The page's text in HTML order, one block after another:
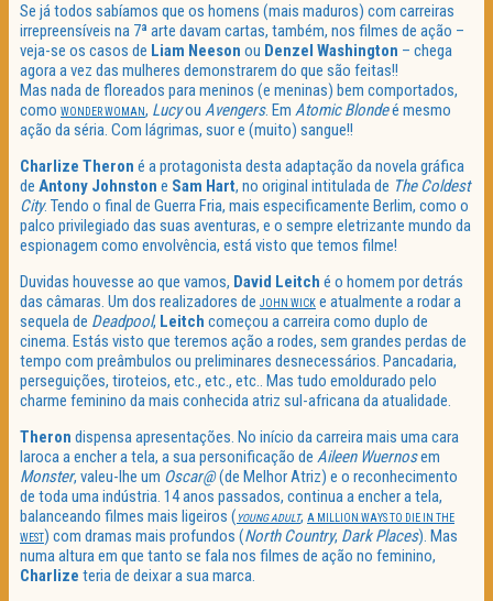
Se já todos sabíamos que os homens (mais maduros) com carreiras
irrepreensíveis na 7ª arte davam cartas, também, nos filmes de ação –
veja-se os casos de Liam Neeson ou Denzel Washington – chega
agora a vez das mulheres demonstrarem do que são feitas!!
Mas nada de floreados para meninos (e meninas) bem comportados,
como WONDER WOMAN, Lucyou Avengers. Em Atomic Blondeé mesmo
ação da séria. Com lágrimas, suor e (muito) sangue!!
Charlize Theron é a protagonista desta adaptação da novela gráfica
de Antony Johnston e Sam Hart, no original intitulada de The Coldest
City. Tendo o final de Guerra Fria, mais especificamente Berlim, como o
palco privilegiado das suas aventuras, e o sempre eletrizante mundo da
espionagem como envolvência, está visto que temos filme!
Duvidas houvesse ao que vamos, David Leitch é o homem por detrás
das câmaras. Um dos realizadores de JOHN WICK e atualmente a rodar a
sequela de Deadpool, Leitch começou a carreira como duplo de
cinema. Estás visto que teremos ação a rodes, sem grandes perdas de
tempo com preâmbulos ou preliminares desnecessários. Pancadaria,
perseguições, tiroteios, etc., etc., etc.. Mas tudo emoldurado pelo
charme feminino da mais conhecida atriz sul-africana da atualidade.
Theron dispensa apresentações. No início da carreira mais uma cara
laroca a encher a tela, a sua personificação de Aileen Wuernosem
Monster, valeu-lhe um Oscar@(de Melhor Atriz) e o reconhecimento
de toda uma indústria. 14 anos passados, continua a encher a tela,
balanceando filmes mais ligeiros ( YOUNG ADULT, A MILLION WAYS TO DIE IN THE
WEST) com dramas mais profundos (North Country, Dark Places). Mas
numa altura em que tanto se fala nos filmes de ação no feminino,
Charlize teria de deixar a sua marca.